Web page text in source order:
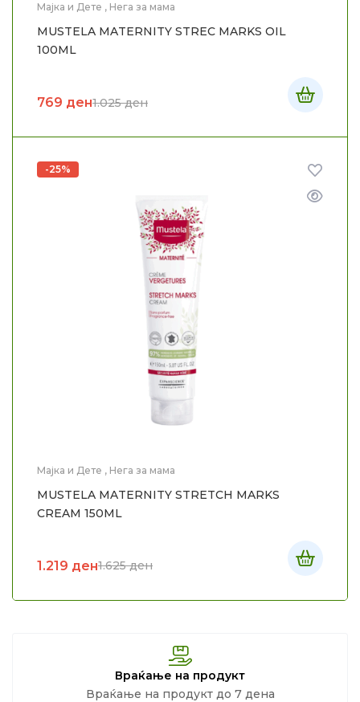
Мајка и Дете , Нега за мама
MUSTELA MATERNITY STREC MARKS OIL
100ML
1.025ден
769 ден
-25%
Мајка и Дете , Нега за мама
MUSTELA MATERNITY STRETCH MARKS
CREAM 150ML
1.625ден
1.219 ден
Враќање на продукт
Враќање на продукт до 7 дена